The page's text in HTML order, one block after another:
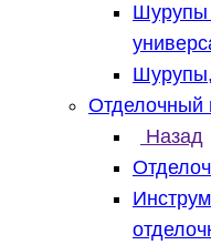
Шурупы
Отделочный
Назад